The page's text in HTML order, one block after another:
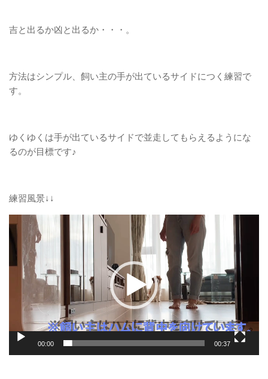
吉と出るか凶と出るか・・・。
方法はシンプル、飼い主の手が出ているサイドにつく練習で
す。
ゆくゆくは手が出ているサイドで並走してもらえるようにな
るのが目標です♪
練習風景↓↓
動
画
レ
00:00 00:37